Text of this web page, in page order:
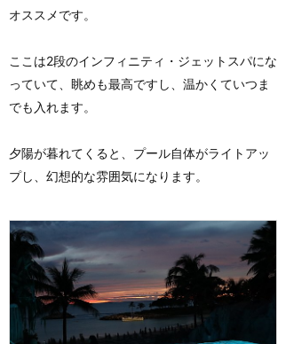
オススメです。
ここは2段のインフィニティ・ジェットスパにな
っていて、眺めも最高ですし、温かくていつま
でも入れます。
夕陽が暮れてくると、プール自体がライトアッ
プし、幻想的な雰囲気になります。